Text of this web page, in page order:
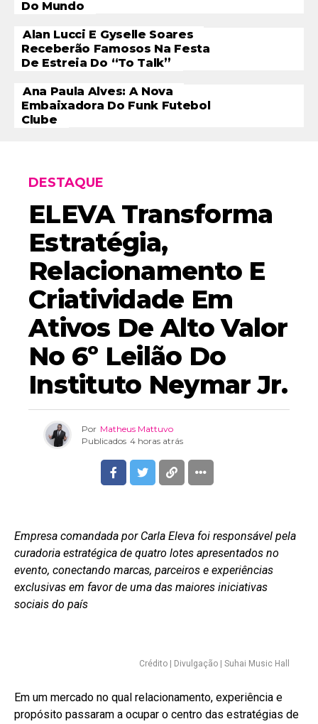
Do Mundo
Alan Lucci E Gyselle Soares
Receberão Famosos Na Festa
De Estreia Do “To Talk”
Ana Paula Alves: A Nova
Embaixadora Do Funk Futebol
Clube
DESTAQUE
ELEVA Transforma
Estratégia,
Relacionamento E
Criatividade Em
Ativos De Alto Valor
No 6º Leilão Do
Instituto Neymar Jr.
Por Matheus Mattuvo
Publicados 4 horas atrás
Empresa comandada por Carla Eleva foi responsável pela
curadoria estratégica de quatro lotes apresentados no
evento, conectando marcas, parceiros e experiências
exclusivas em favor de uma das maiores iniciativas
sociais do país
Crédito | Divulgação | Suhai Music Hall
Em um mercado no qual relacionamento, experiência e
propósito passaram a ocupar o centro das estratégias de